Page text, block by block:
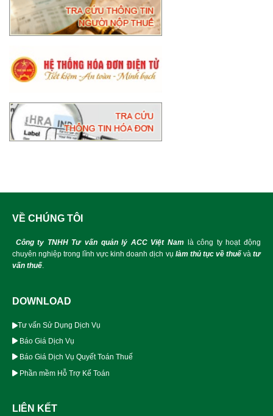
VỀ CHÚNG TÔI
Công ty TNHH Tư vấn quản lý ACC Việt Nam là công ty hoạt động
chuyên nghiệp trong lĩnh vực kinh doanh dịch vụ làm thủ tục về thuếvàtư
vấn thuế.
DOWNLOAD
Tư vấn Sử Dụng Dịch Vụ
Báo Giá Dịch Vụ
Báo Giá Dịch Vụ Quyết Toán Thuế
Phần mềm Hỗ Trợ Kế Toán
LIÊN KẾT